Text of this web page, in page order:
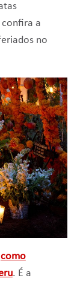
a
no
como
. É a